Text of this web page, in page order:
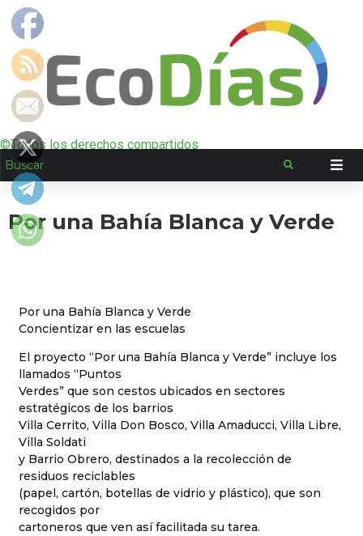
©Todos los derechos compartidos
Por una Bahía Blanca y Verde
Por una Bahía Blanca y Verde
Concientizar en las escuelas
El proyecto “Por una Bahía Blanca y Verde” incluye los
llamados “Puntos
Verdes” que son cestos ubicados en sectores
estratégicos de los barrios
Villa Cerrito, Villa Don Bosco, Villa Amaducci, Villa Libre,
Villa Soldati
y Barrio Obrero, destinados a la recolección de
residuos reciclables
(papel, cartón, botellas de vidrio y plástico), que son
recogidos por
cartoneros que ven así facilitada su tarea.